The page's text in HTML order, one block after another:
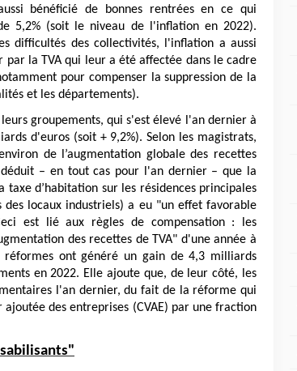
bénéficié de bonnes rentrées en ce qui
5,2% (soit le niveau de l'inflation en 2022).
difficultés des collectivités, l'inflation a aussi
la TVA qui leur a été affectée dans le cadre
pour compenser la suppression de la
et les départements).
groupements, qui s'est élevé l'an dernier à
d'euros (soit + 9,2%). Selon les magistrats,
de l’augmentation globale des recettes
– en tout cas pour l'an dernier – que la
d’habitation sur les résidences principales
locaux industriels) a eu "un effet favorable
est lié aux règles de compensation : les
des recettes de TVA" d'une année à
réformes ont généré un gain de 4,3 milliards
en 2022. Elle ajoute que, de leur côté, les
l'an dernier, du fait de la réforme qui
des entreprises (CVAE) par une fraction